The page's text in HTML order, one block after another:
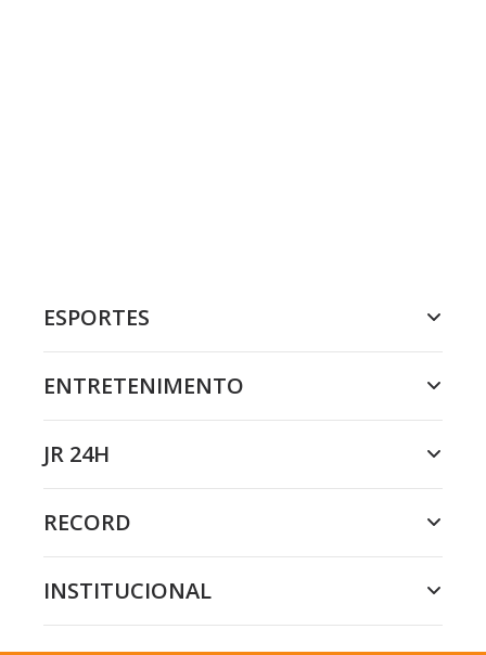
ESPORTES
ENTRETENIMENTO
JR 24H
RECORD
INSTITUCIONAL